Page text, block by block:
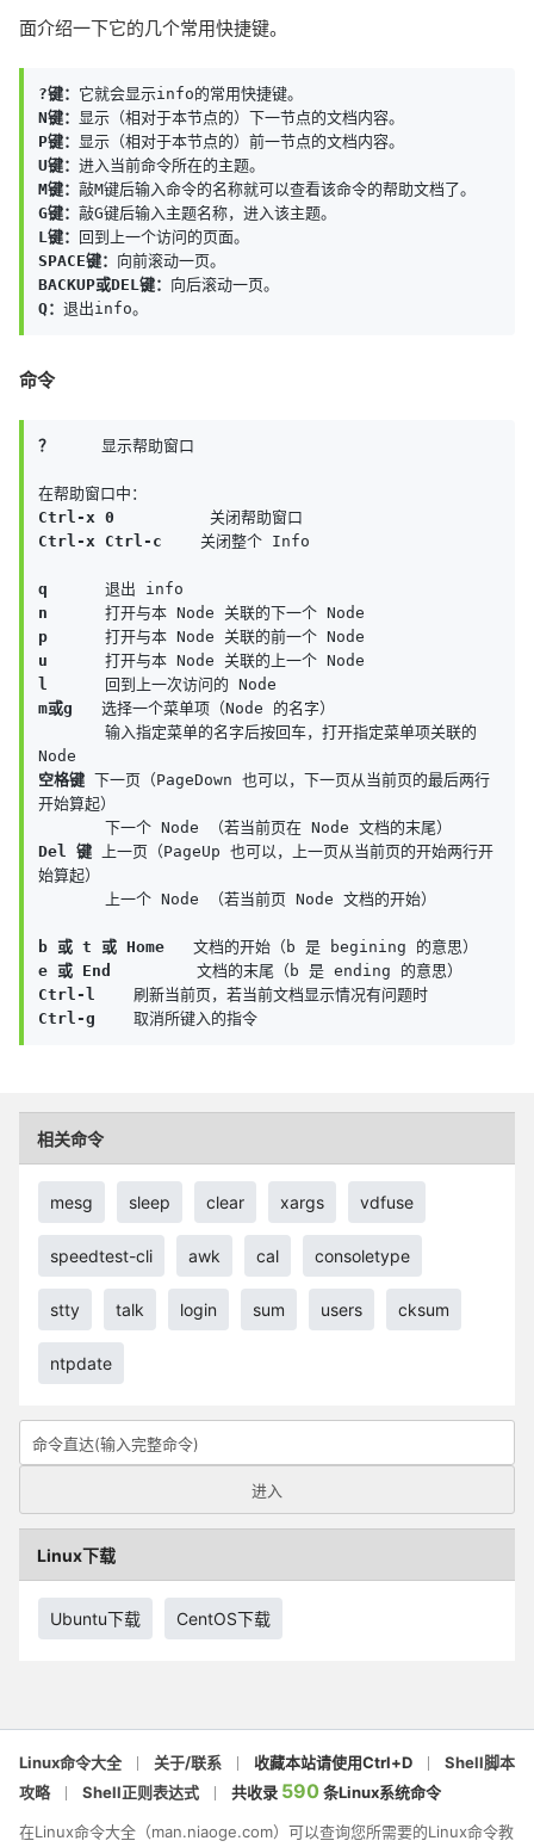
面介绍一下它的几个常用快捷键。
?键：
N键：
P键：
U键：
M键：
G键：
L键：
SPACE键：
BACKUP或DEL键：
Q： 退出info。
命令
？
     显示帮助窗口
Ctrl-x 0
Ctrl-x Ctrl-c
    关闭整个 Info
q
n
p
u
l
m或g
   选择一个菜单项（Node 的名字）
空格键 下一页（PageDown 也可以，下一页从当前页的最后两行
开始算起）
Del 键 上一页（PageUp 也可以，上一页从当前页的开始两行开
始算起）
b 或 t 或 Home
e 或 End
Ctrl-l
Ctrl-g
    取消所键入的指令
相关命令
mesg sleep clear xargs vdfuse
speedtest-cli awk cal consoletype
stty talk login sum users cksum
ntpdate
Linux下载
Ubuntu下载 CentOS下载
Linux命令大全 关于/联系 收藏本站请使用Ctrl+D
Shell脚本
攻略
Shell正则表达式 共收录 590条Linux系统命令
在Linux命令大全（man.niaoge.com）可以查询您所需要的Linux命令教